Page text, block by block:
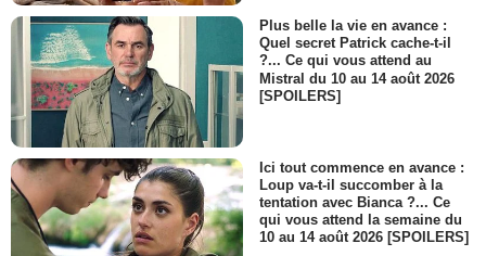
Plus belle la vie en avance :
Quel secret Patrick cache-t-il
?... Ce qui vous attend au
Mistral du 10 au 14 août 2026
[SPOILERS]
Ici tout commence en avance :
Loup va-t-il succomber à la
tentation avec Bianca ?... Ce
qui vous attend la semaine du
10 au 14 août 2026 [SPOILERS]